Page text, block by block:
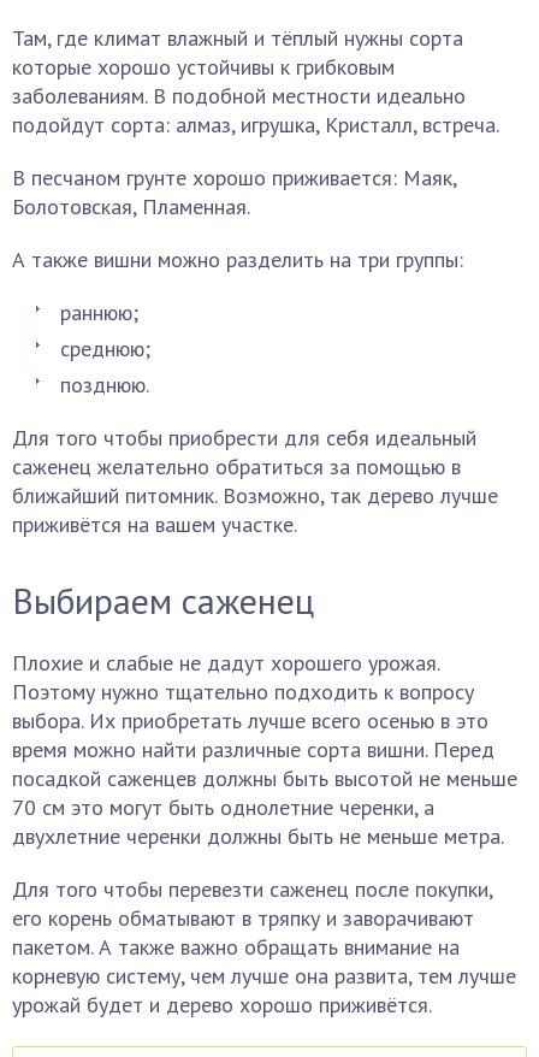
Там, где климат влажный и тёплый нужны сорта
которые хорошо устойчивы к грибковым
заболеваниям. В подобной местности идеально
подойдут сорта: алмаз, игрушка, Кристалл, встреча.
В песчаном грунте хорошо приживается: Маяк,
Болотовская, Пламенная.
А также вишни можно разделить на три группы:
раннюю;
среднюю;
позднюю.
Для того чтобы приобрести для себя идеальный
саженец желательно обратиться за помощью в
ближайший питомник. Возможно, так дерево лучше
приживётся на вашем участке.
Выбираем саженец
Плохие и слабые не дадут хорошего урожая.
Поэтому нужно тщательно подходить к вопросу
выбора. Их приобретать лучше всего осенью в это
время можно найти различные сорта вишни. Перед
посадкой саженцев должны быть высотой не меньше
70 см это могут быть однолетние черенки, а
двухлетние черенки должны быть не меньше метра.
Для того чтобы перевезти саженец после покупки,
его корень обматывают в тряпку и заворачивают
пакетом. А также важно обращать внимание на
корневую систему, чем лучше она развита, тем лучше
урожай будет и дерево хорошо приживётся.